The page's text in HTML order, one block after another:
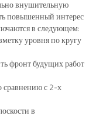
внушительную
повышенный интерес
в следующем:
уровня по кругу
фронт будущих работ
сравнению с 2-х
в